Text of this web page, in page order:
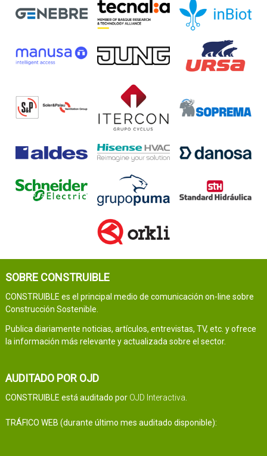
SOBRE CONSTRUIBLE
CONSTRUIBLE es el principal medio de comunicación on-line sobre
Construcción Sostenible.
Publica diariamente noticias, artículos, entrevistas, TV, etc. y ofrece
la información más relevante y actualizada sobre el sector.
AUDITADO POR OJD
CONSTRUIBLE está auditado por OJD Interactiva
TRÁFICO WEB (durante último mes auditado disponible):